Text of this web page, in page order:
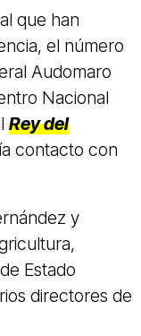
que han
el número
Audomaro
Nacional
Rey del
contacto con
y
Estado
directores de